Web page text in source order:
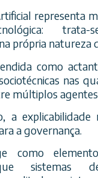
representa
própria natureza
como
nas
múltiplos agentes.
a explicabilidade
a governança.
como
sistemas